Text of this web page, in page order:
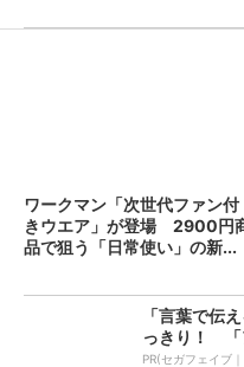
ワークマン「次世代ファン付
きウエア」が登場 2900円
品で狙う「日常使い」の新...
「言葉で伝
っきり！ 「
PR(セガフェイブ